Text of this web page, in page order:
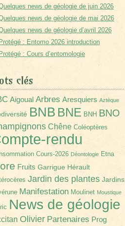
news de géologie de juin 2026
news de géologie de mai 2026
news de géologie d’avril 2026
: Entomo 2026 introduction
: Cours d’entomologie
clés
Aigoual Arbres Aresquiers Aztèque
BNB BNE BNH BNO
Chêne Coléoptères
rendu
Cours-2026 Déontologie Etna
Fruits Garrigue Hérault
Jardin des plantes Jardins
Manifestation Moulinet Moustique
News de géologie
Olivier Partenaires Prog